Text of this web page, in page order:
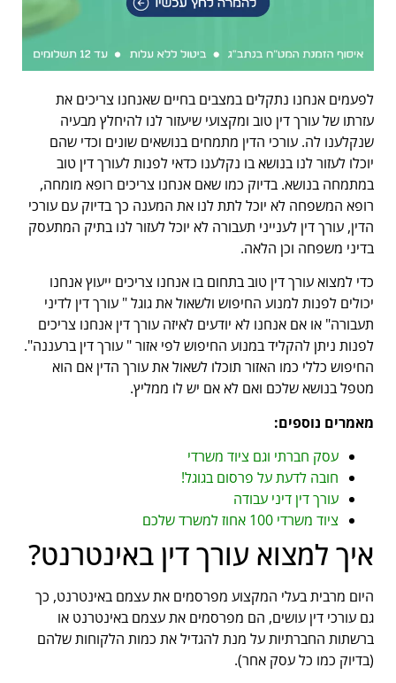
לפעמים אנחנו נתקלים במצבים בחיים שאנחנו צריכים את
עזרתו של עורך דין טוב ומקצועי שיעזור לנו להיחלץ מבעיה
שנקלענו לה. עורכי הדין מתמחים בנושאים שונים וכדי שהם
יוכלו לעזור לנו בנושא בו נקלענו כדאי לפנות לעורך דין טוב
במתמחה בנושא. בדיוק כמו שאם אנחנו צריכים רופא מומחה,
רופא המשפחה לא יוכל לתת לנו את המענה כך בדיוק עם עורכי
הדין, עורך דין לענייני תעבורה לא יוכל לעזור לנו בתיק המתעסק
בדיני משפחה וכן הלאה.
כדי למצוא עורך דין טוב בתחום בו אנחנו צריכים ייעוץ אנחנו
יכולים לפנות למנוע החיפוש ולשאול את גוגל " עורך דין לדיני
תעבורה" או אם אנחנו לא יודעים לאיזה עורך דין אנחנו צריכים
לפנות ניתן להקליד במנוע החיפוש לפי אזור " עורך דין ברעננה".
החיפוש כללי כמו האזור תוכלו לשאול את עורך הדין אם הוא
מטפל בנושא שלכם ואם לא אם יש לו ממליץ.
מאמרים נוספים:
עסק חברתי וגם ציוד משרדי
חובה לדעת על פרסום בגוגל!
עורך דין דיני עבודה
ציוד משרדי 100 אחוז למשרד שלכם
איך למצוא עורך דין באינטרנט?
היום מרבית בעלי המקצוע מפרסמים את עצמם באינטרנט, כך
גם עורכי דין עושים, הם מפרסמים את עצמם באינטרנט או
ברשתות החברתיות על מנת להגדיל את כמות הלקוחות שלהם
(בדיוק כמו כל עסק אחר).